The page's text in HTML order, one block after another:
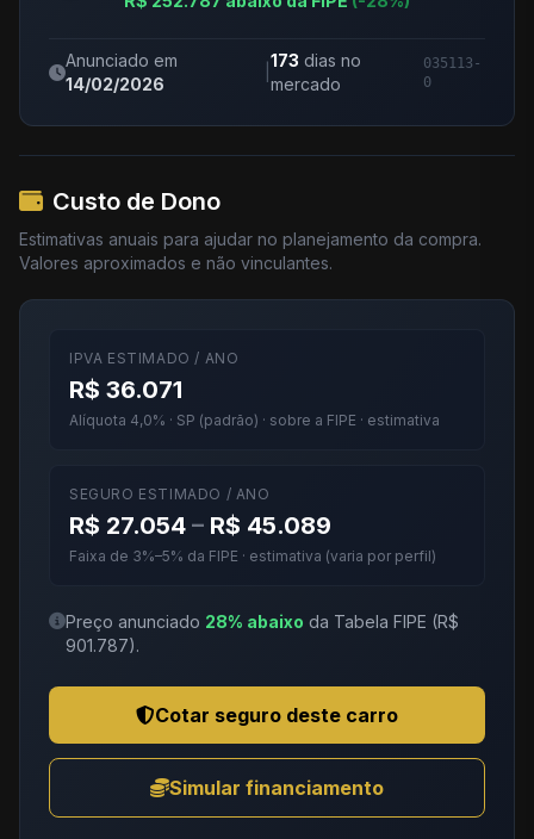
Anunciado em
14/02/2026
173 dias no
mercado
035113-
0
Custo de Dono
Estimativas anuais para ajudar no planejamento da compra.
Valores aproximados e não vinculantes.
IPVA ESTIMADO / ANO
R$ 36.071
Alíquota 4,0% · SP (padrão) · sobre a FIPE · estimativa
SEGURO ESTIMADO / ANO
R$ 27.054 – R$ 45.089
Faixa de 3%–5% da FIPE · estimativa (varia por perfil)
Preço anunciado 28% abaixo da Tabela FIPE (R$
901.787).
Cotar seguro deste carro
Simular financiamento